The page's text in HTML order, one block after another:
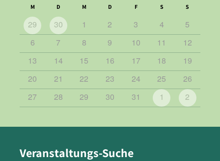
M D M D F S S
29 30 1 2 3 4
5
6
7 8 9 10 11
12
13
14 15 16 17 18
19
20
21 22 23 24 25
26
27
28 29 30 31 1 2
Veranstaltungs-Suche